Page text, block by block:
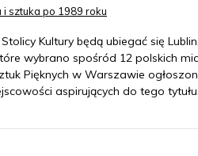
i sztuka po 1989 roku
Kultury będą ubiegać się
wybrano spośród 12 polskich
Pięknych w Warszawie
aspirujących do tego tytułu.